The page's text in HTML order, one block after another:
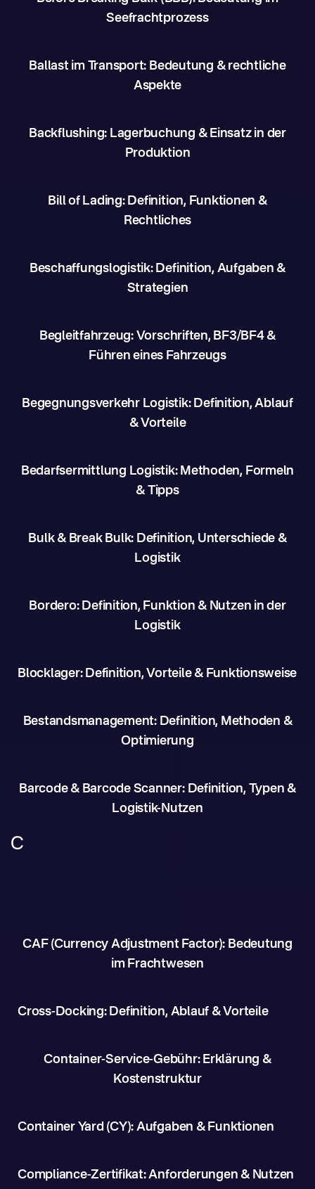
Seefrachtprozess
Ballast im Transport: Bedeutung & rechtliche
Aspekte
Backflushing: Lagerbuchung & Einsatz in der
Produktion
Bill of Lading: Definition, Funktionen &
Rechtliches
Beschaffungslogistik: Definition, Aufgaben &
Strategien
Begleitfahrzeug: Vorschriften, BF3/BF4 &
Führen eines Fahrzeugs
Begegnungsverkehr Logistik: Definition, Ablauf
& Vorteile
Bedarfsermittlung Logistik: Methoden, Formeln
& Tipps
Bulk & Break Bulk: Definition, Unterschiede &
Logistik
Bordero: Definition, Funktion & Nutzen in der
Logistik
Blocklager: Definition, Vorteile & Funktionsweise
Bestandsmanagement: Definition, Methoden &
Optimierung
Barcode & Barcode Scanner: Definition, Typen &
Logistik-Nutzen
C
CAF (Currency Adjustment Factor): Bedeutung
im Frachtwesen
Cross-Docking: Definition, Ablauf & Vorteile
Container-Service-Gebühr: Erklärung &
Kostenstruktur
Container Yard (CY): Aufgaben & Funktionen
Compliance-Zertifikat: Anforderungen & Nutzen